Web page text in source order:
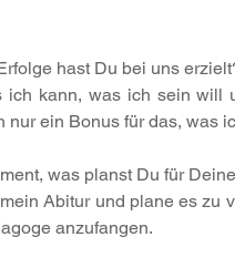
hast Du bei uns
ich kann, was ich sein
nur ein Bonus für das, was
was planst Du für
Abitur und plane es zu
anzufangen.